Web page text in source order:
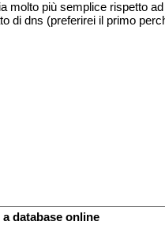
molto più semplice rispetto
di dns (preferirei il primo
database online